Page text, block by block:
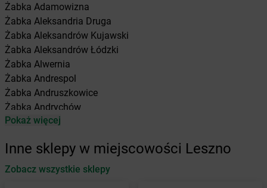
Żabka Adamowizna
Żabka Aleksandria Druga
Żabka Aleksandrów Kujawski
Żabka Aleksandrów Łódzki
Żabka Alwernia
Żabka Andrespol
Żabka Andruszkowice
Żabka Andrychów
Żabka Antonie
Żabka Automat
Żabka Babica
Pokaż więcej
Inne sklepy w miejscowości Leszno
Zobacz wszystkie sklepy